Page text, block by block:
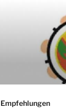
Empfehlungen